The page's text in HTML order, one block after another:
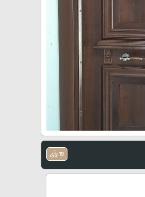
19 رأي